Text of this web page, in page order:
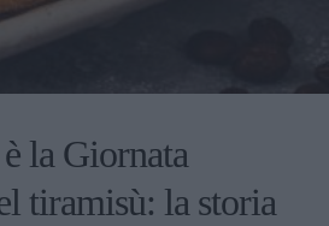
la Giornata
tiramisù: la storia